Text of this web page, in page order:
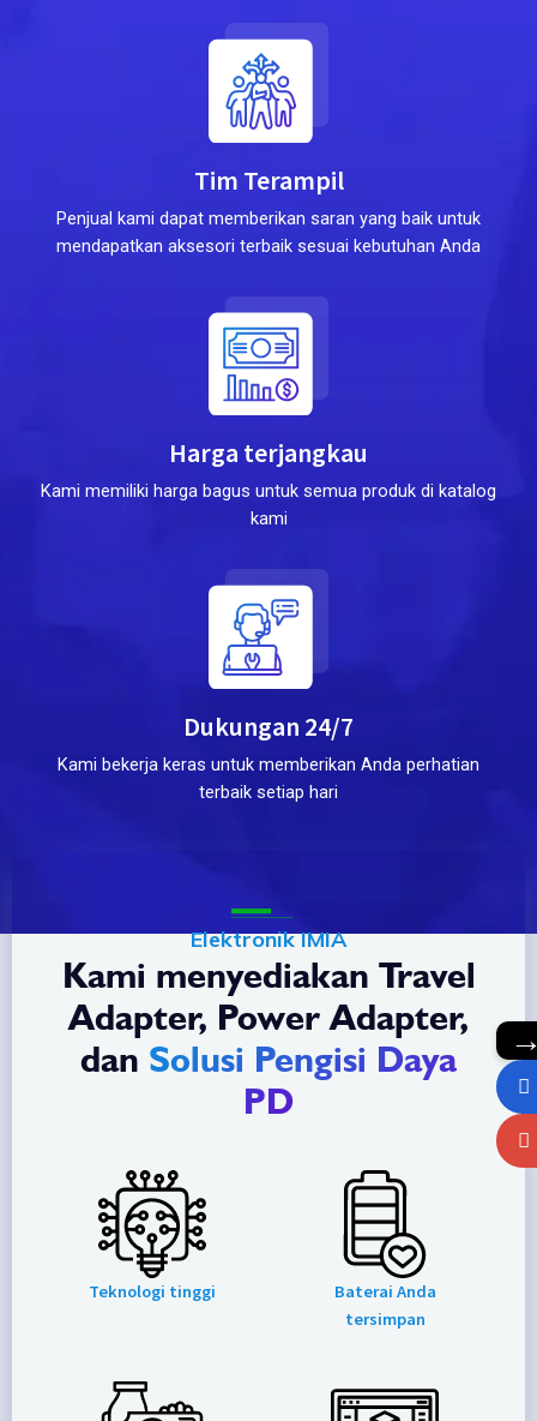
Tim Terampil
Penjual kami dapat memberikan saran yang baik untuk
mendapatkan aksesori terbaik sesuai kebutuhan Anda
Harga terjangkau
Kami memiliki harga bagus untuk semua produk di katalog
kami
Dukungan 24/7
Kami bekerja keras untuk memberikan Anda perhatian
terbaik setiap hari
Elektronik IMIA
Kami menyediakan Travel
Adapter, Power Adapter,
dan Solusi Pengisi Daya
PD
Teknologi tinggi
Baterai Anda
tersimpan